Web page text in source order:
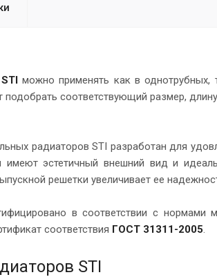
можно применять как в однотрубных,
подобрать соответствующий размер,
радиаторов STI разработан для
имеют эстетичный внешний вид и
решетки увеличивает ее
в соответствии с нормами
соответствия ГОСТ 31311-2005.
STI